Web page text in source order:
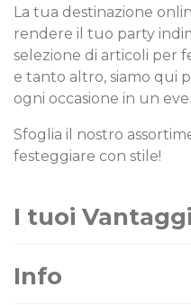
La tua destinazione
rendere il tuo party
selezione di articoli per
e tanto altro, siamo qui
ogni occasione in un
Sfoglia il nostro
festeggiare con stile!
I tuoi Vantaggi
Info